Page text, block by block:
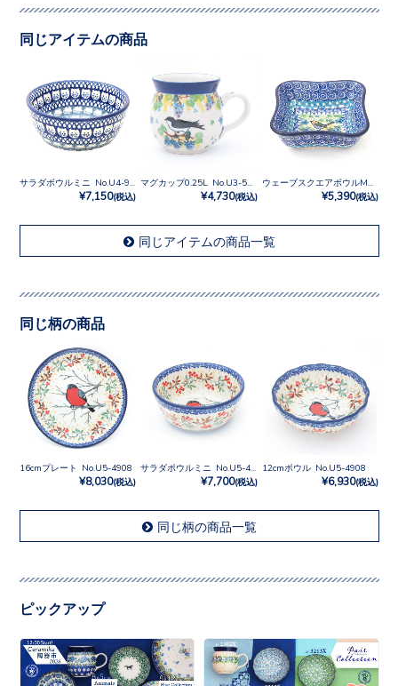
同じアイテムの商品
¥7,150(税込) ¥4,730(税込) ¥5,390(税込)
同じアイテムの商品一覧
同じ柄の商品
16cmプレート No.U5-4908
¥8,030(税込) ¥7,700(税込)
12cmボウル No.U5-4908
¥6,930(税込)
同じ柄の商品一覧
ピックアップ